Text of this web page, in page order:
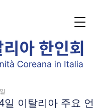
일 이탈리아 주요 언